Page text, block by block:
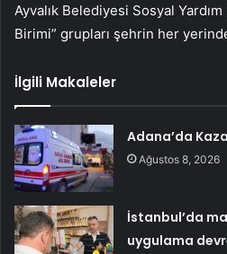
Ayvalık Belediyesi Sosyal
Birimi” grupları şehrin her
İlgili Makaleler
Adana’da
Ağustos 8, 2026
İstanbul’da
uygulama